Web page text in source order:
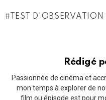
TEST D'OBSERVATION
Rédigé
Passionnée de cinéma et
mon temps à explorer de
film ou épisode est pour